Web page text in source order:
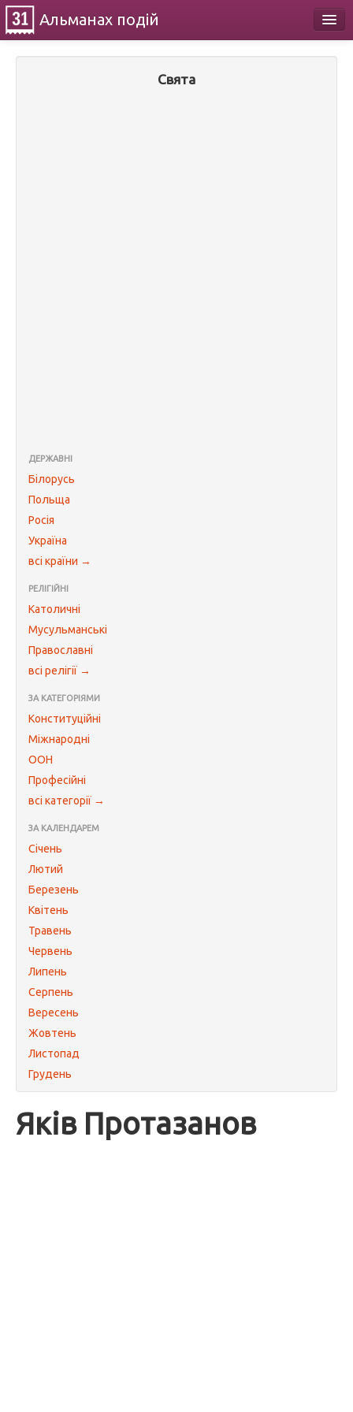
Альманах подій
Свята
ДЕРЖАВНІ
Білорусь
Польща
Росія
Україна
всі країни →
РЕЛІГІЙНІ
Католичні
Мусульманські
Православні
всі релігії →
ЗА КАТЕГОРІЯМИ
Конституційні
Міжнародні
ООН
Професійні
всі категорії →
ЗА КАЛЕНДАРЕМ
Січень
Лютий
Березень
Квітень
Травень
Червень
Липень
Серпень
Вересень
Жовтень
Листопад
Грудень
Яків Протазанов